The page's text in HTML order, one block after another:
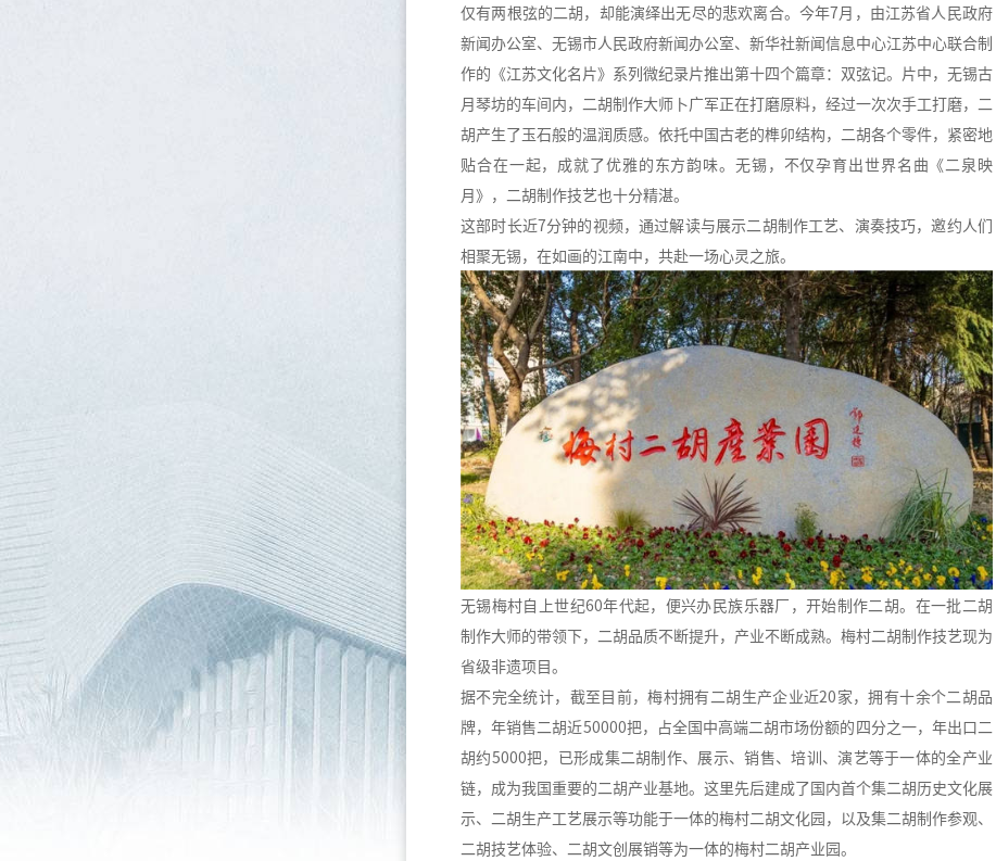
仅有两根弦的二胡，却能演绎出无尽的悲欢离合。今年7月，由江苏省人民政府
新闻办公室、无锡市人民政府新闻办公室、新华社新闻信息中心江苏中心联合制
作的《江苏文化名片》系列微纪录片推出第十四个篇章：双弦记。片中，无锡古
月琴坊的车间内，二胡制作大师卜广军正在打磨原料，经过一次次手工打磨，二
胡产生了玉石般的温润质感。依托中国古老的榫卯结构，二胡各个零件，紧密地
贴合在一起，成就了优雅的东方韵味。无锡，不仅孕育出世界名曲《二泉映
月》，二胡制作技艺也十分精湛。
这部时长近7分钟的视频，通过解读与展示二胡制作工艺、演奏技巧，邀约人们
相聚无锡，在如画的江南中，共赴一场心灵之旅。
无锡梅村自上世纪60年代起，便兴办民族乐器厂，开始制作二胡。在一批二胡
制作大师的带领下，二胡品质不断提升，产业不断成熟。梅村二胡制作技艺现为
省级非遗项目。
据不完全统计，截至目前，梅村拥有二胡生产企业近20家，拥有十余个二胡品
牌，年销售二胡近50000把，占全国中高端二胡市场份额的四分之一，年出口二
胡约5000把，已形成集二胡制作、展示、销售、培训、演艺等于一体的全产业
链，成为我国重要的二胡产业基地。这里先后建成了国内首个集二胡历史文化展
示、二胡生产工艺展示等功能于一体的梅村二胡文化园，以及集二胡制作参观、
二胡技艺体验、二胡文创展销等为一体的梅村二胡产业园。